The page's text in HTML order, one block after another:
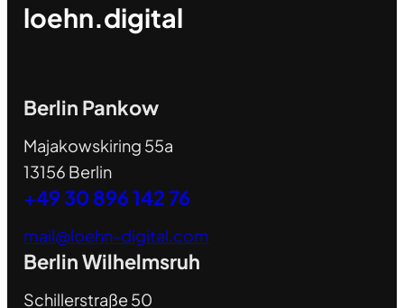
loehn.digital
Berlin Pankow
Majakowskiring 55a
13156 Berlin
+49 30 896 142 76
mail@loehn-digital.com
Berlin Wilhelmsruh
Schillerstraße 50